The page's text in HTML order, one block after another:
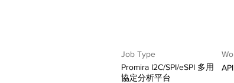
Job Type
Promira I2C/SPI/eSPI 多用
協定分析平台
API